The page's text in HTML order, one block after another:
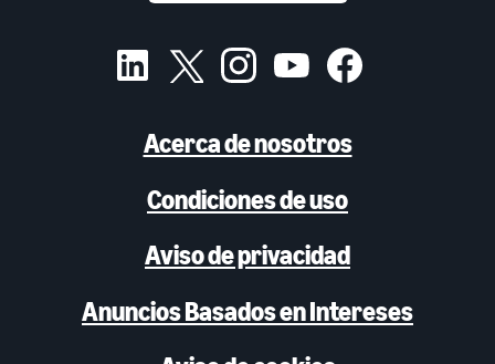
Acerca de nosotros
Condiciones de uso
Aviso de privacidad
Anuncios Basados en Intereses